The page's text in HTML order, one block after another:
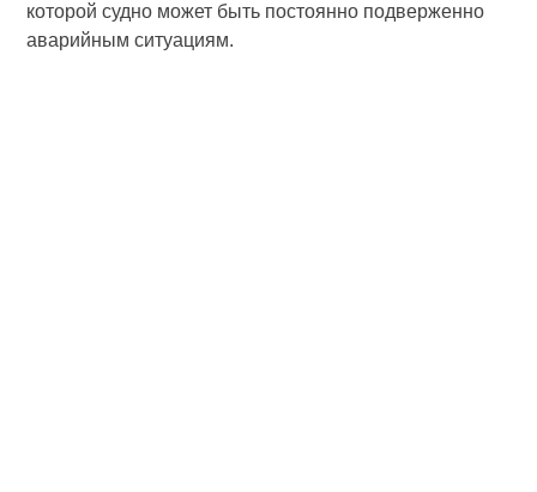
которой судно может быть постоянно подверженно
аварийным ситуациям.